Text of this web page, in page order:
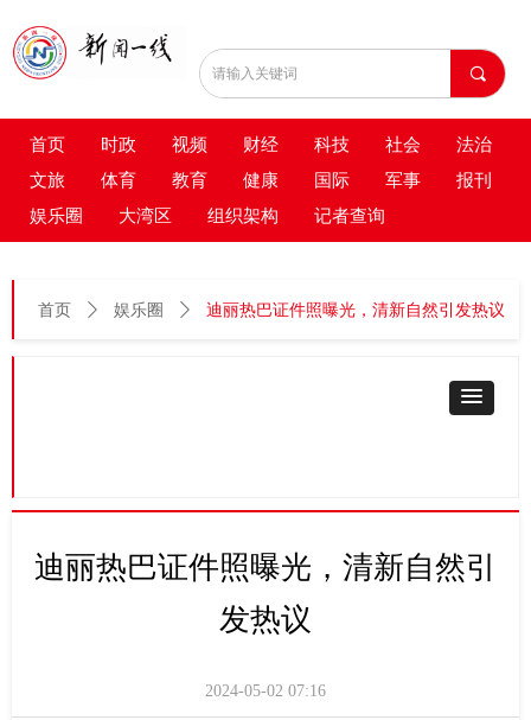
首页 时政 视频 财经 科技 社会
法治
文旅
体育 教育 健康 国际 军事
报刊
娱乐圈
大湾区 组织架构 记者查询
끠
首页 ꄲ 娱乐圈 ꄲ 迪丽热巴证件照曝光，清新自然引发热议
迪丽热巴证件照曝光，清新自然引
发热议
2024-05-02 07:16